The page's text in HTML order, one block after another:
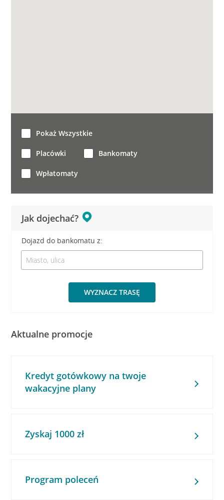
Jak dojechać?
Dojazd do bankomatu z:
WYZNACZ TRASĘ
Pokaż Wszystkie
Placówki Bankomaty
Wpłatomaty
Aktualne promocje
Kredyt gotówkowy na twoje
wakacyjne plany
Zyskaj 1000 zł
Program poleceń